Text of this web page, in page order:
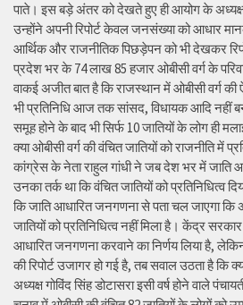
पाते। इस बड़े अंतर को देखते हुए ही आयोग के अध्यक्ष
उन्होंने अपनी रिपोर्ट केवल जनसंख्या को आधार
आर्थिक और राजनीतिक पिछड़ेपन को भी देखकर
प्रदेश भर के 74 लाख 85 हजार ओबीसी वर्ग के
वाकई अजीत बात है कि राजस्थान में ओबीसी वर्ग की
भी प्रतिनिधि आज तक सांसद, विधायक आदि नहीं
समूह होने के बाद भी सिर्फ 10 जातियों के लोग ही
क्या ओबीसी वर्ग की वंचित जातियों को राजनीति में
कांग्रेस के नेता राहुल गांधी ने जब देश भर में जाति
उनका तर्क था कि वंचित जातियों को प्रतिनिधित्व
कि जाति आधारित जनगणना से पता चल जाएगा कि
जातियों को प्रतिनिधित्व नहीं मिला है। केंद्र
आधारित जनगणना करवाने का निर्णय लिया है,
की रिपोर्ट उजागर हो गई है, तब सवाल उठता है
अध्यक्ष गोविंद सिंह डोटासरा इसी वर्ष होने वाले